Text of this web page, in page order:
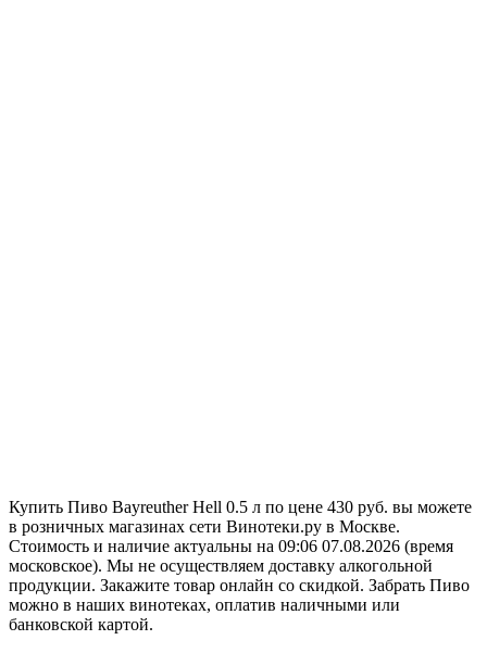
Купить Пиво Bayreuther Hell 0.5 л по цене 430 руб. вы можете
в розничных магазинах сети Винотеки.ру в Москве.
Стоимость и наличие актуальны на 09:06 07.08.2026 (время
московское). Мы не осуществляем доставку алкогольной
продукции. Закажите товар онлайн со скидкой. Забрать Пиво
можно в наших винотеках, оплатив наличными или
банковской картой.